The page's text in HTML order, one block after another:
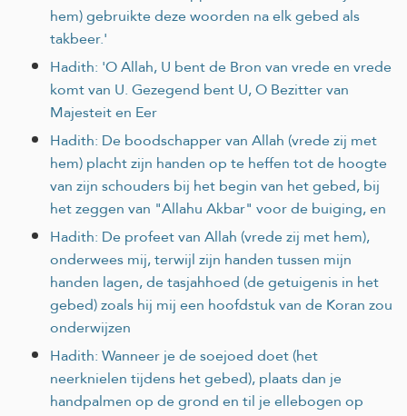
hem) gebruikte deze woorden na elk gebed als
takbeer.'
Hadith: 'O Allah, U bent de Bron van vrede en vrede
komt van U. Gezegend bent U, O Bezitter van
Majesteit en Eer
Hadith: De boodschapper van Allah (vrede zij met
hem) placht zijn handen op te heffen tot de hoogte
van zijn schouders bij het begin van het gebed, bij
het zeggen van "Allahu Akbar" voor de buiging, en
Hadith: De profeet van Allah (vrede zij met hem),
onderwees mij, terwijl zijn handen tussen mijn
handen lagen, de tasjahhoed (de getuigenis in het
gebed) zoals hij mij een hoofdstuk van de Koran zou
onderwijzen
Hadith: Wanneer je de soejoed doet (het
neerknielen tijdens het gebed), plaats dan je
handpalmen op de grond en til je ellebogen op